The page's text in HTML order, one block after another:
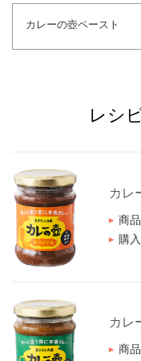
カレーの壺ペースト
レシ
カレ
商
購
カレ
商